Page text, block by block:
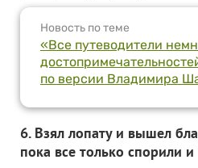
Новость по теме
«Все путеводители
по версии Владимира
6. Взял лопату и вышел
пока все только спорили